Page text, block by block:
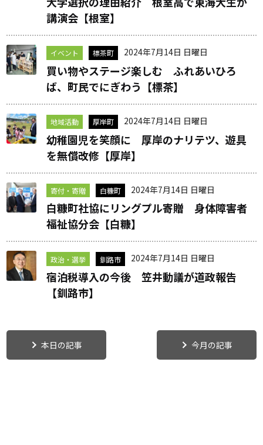
講演会【根室】
イベント 標茶町 2024年7月14日 日曜日
買い物やステージ楽しむ ふれあいひろ
ば、町民でにぎわう【標茶】
地域活動 厚岸町 2024年7月14日 日曜日
幼稚園児を笑顔に 厚岸のナリテツ、遊具
を無償改修【厚岸】
寄付・寄贈 白糠町 2024年7月14日 日曜日
白糠町社協にリングプル寄贈 身体障害者
福祉協分会【白糠】
政治・選挙 釧路市 2024年7月14日 日曜日
宿泊税導入の今後 笠井動議が道政報告
【釧路市】
本日の記事 今月の記事